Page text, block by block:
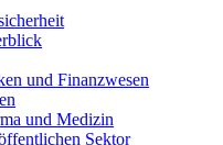
und Finanzwesen
und Medizin
Sektor